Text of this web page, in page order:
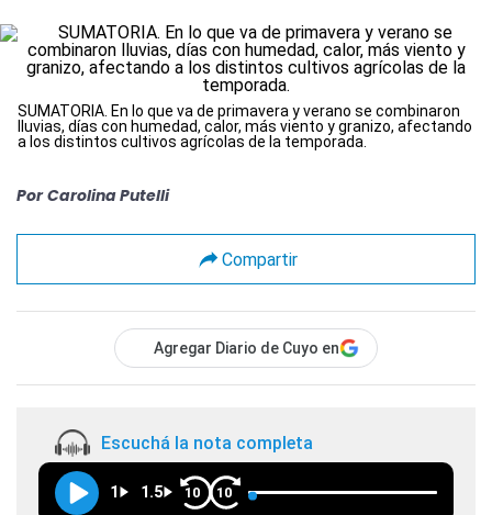
SUMATORIA. En lo que va de primavera y verano se combinaron
lluvias, días con humedad, calor, más viento y granizo, afectando
a los distintos cultivos agrícolas de la temporada.
Por Carolina Putelli
Compartir
Agregar Diario de Cuyo en
Escuchá la nota completa
1 1.5 10 10